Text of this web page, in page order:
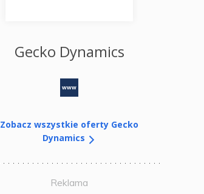
Gecko Dynamics
www
Zobacz wszystkie oferty Gecko
Dynamics
Reklama